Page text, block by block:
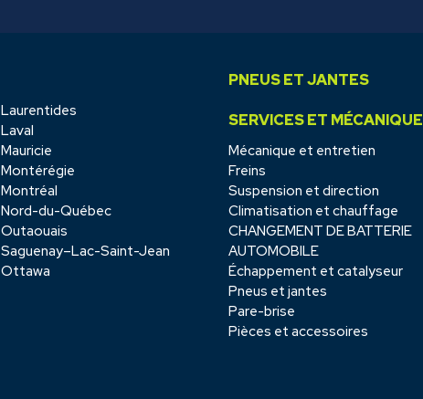
Laurentides
Laval
Mauricie
Montérégie
Montréal
Nord-du-Québec
Outaouais
Saguenay–Lac-Saint-Jean
Ottawa
PNEUS ET JANTES
SERVICES ET MÉCANIQUE
Mécanique et entretien
Freins
Suspension et direction
Climatisation et chauffage
CHANGEMENT DE BATTERIE
AUTOMOBILE
Échappement et catalyseur
Pneus et jantes
Pare-brise
Pièces et accessoires